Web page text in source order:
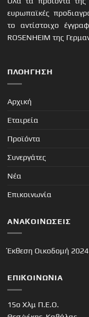
ευρωπαϊκές
το αντίστοιχο
ROSENHEIM της
ΠΛΟΉΓΗΣΗ
Αρχική
Εταιρεία
Προϊόντα
Συνεργάτες
Νέα
Επικοινωνία
ΑΝΑΚΟΙΝΏΣΕΙΣ
Έκθεση Οικοδομή 2024
ΕΠΙΚΟΙΝΩΝΊΑ
15o Χλμ Π.Ε.Ο.